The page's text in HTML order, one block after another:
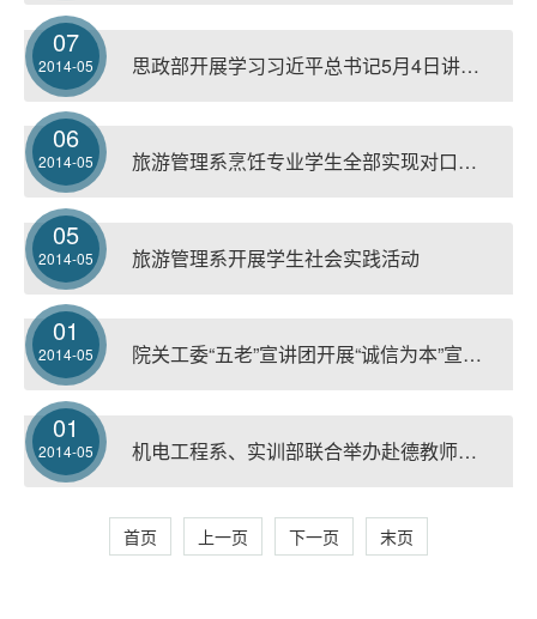
07
2014-05 思政部开展学习习近平总书记5月4日讲话精神座谈会
06
2014-05 旅游管理系烹饪专业学生全部实现对口就业
05
2014-05 旅游管理系开展学生社会实践活动
01
2014-05 院关工委“五老”宣讲团开展“诚信为本”宣讲活动
01
2014-05 机电工程系、实训部联合举办赴德教师学习成果专题汇报会
首页 上一页 下一页 末页